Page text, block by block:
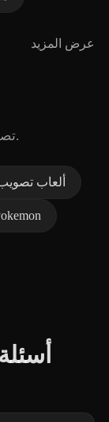
عرض المزيد
تصفح المزيد من التصنيفات الفرعية في ألعاب.
ألعاب